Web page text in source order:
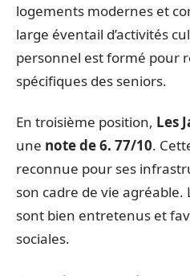
logements modernes et
large éventail d’activités
personnel est formé pour
spécifiques des seniors.
En troisième position, Les
une note de 6. 77/10.
reconnue pour ses
son cadre de vie agréable.
sont bien entretenus et
sociales.